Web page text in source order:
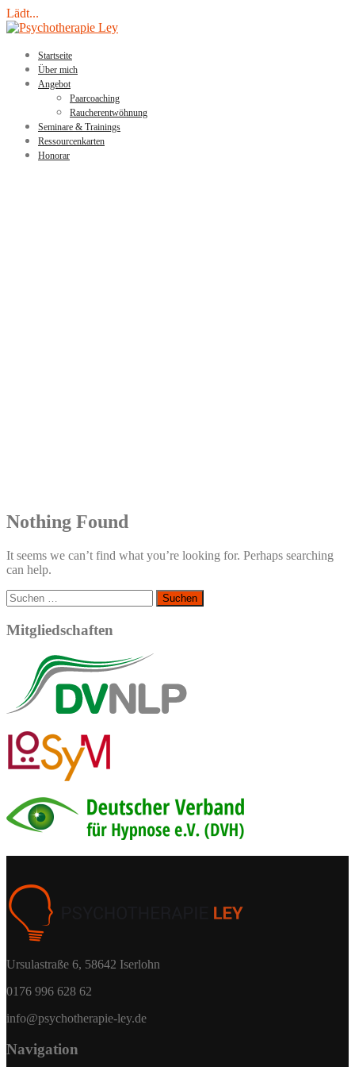
Lädt...
Skip
contentStartseite
Über mich
Angebot
Paarcoaching
Raucherentwöhnung
Seminare & Trainings
Ressourcenkarten
Honorar
Nothing Found
It seems we can’t find what you’re looking for. Perhaps searching
can help.
Suchen
nach:
Mitgliedschaften
Ursulastraße 6, 58642 Iserlohn
0176 996 628 62
info@psychotherapie-ley.de
Navigation